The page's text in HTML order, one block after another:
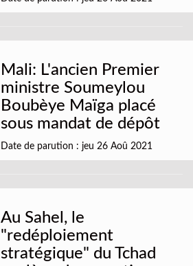
Mali: L'ancien Premier
ministre Soumeylou
Boubèye Maïga placé
sous mandat de dépôt
Date de parution : jeu 26 Aoû 2021
Au Sahel, le
"redéploiement
stratégique" du Tchad